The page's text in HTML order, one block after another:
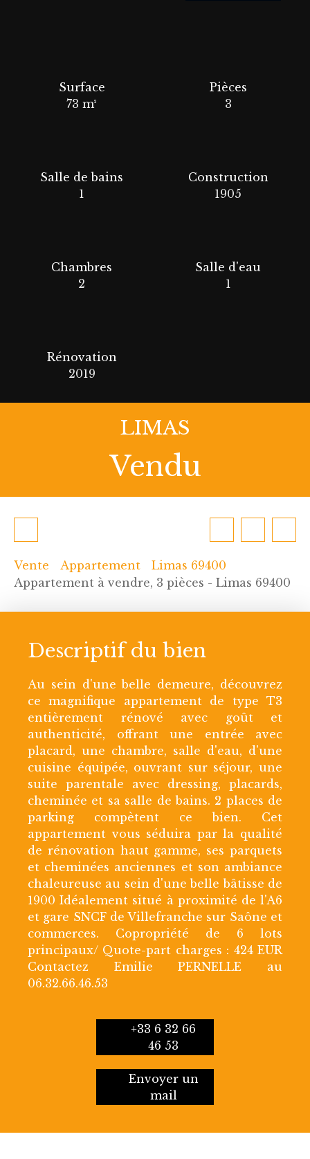
Surface
73m²
Pièces
3
Salle de bains
1
Construction
1905
Chambres
2
Salle d'eau
1
Rénovation
2019
LIMAS
Vendu
Vente Appartement
Limas 69400
Appartement à vendre, 3 pièces - Limas 69400
Descriptif du bien
Au sein d'une belle demeure, découvrez
ce magnifique appartement de type T3
entièrement rénové avec goût et
authenticité, offrant une entrée avec
placard, une chambre, salle d'eau, d'une
cuisine équipée, ouvrant sur séjour, une
suite parentale avec dressing, placards,
cheminée et sa salle de bains. 2 places de
parking compètent ce bien. Cet
appartement vous séduira par la qualité
de rénovation haut gamme, ses parquets
et cheminées anciennes et son ambiance
chaleureuse au sein d'une belle bâtisse de
1900 Idéalement situé à proximité de l'A6
et gare SNCF de Villefranche sur Saône et
commerces. Copropriété de 6 lots
principaux/ Quote-part charges : 424 EUR
Contactez Emilie PERNELLE au
06.32.66.46.53
+33 6 32 66
46 53
Envoyer un
mail